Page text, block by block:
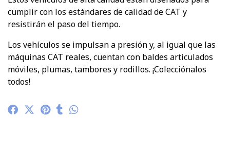
cumplir con los estándares de calidad de CAT y
resistirán el paso del tiempo.
Los vehículos se impulsan a presión y, al igual que las
máquinas CAT reales, cuentan con baldes articulados
móviles, plumas, tambores y rodillos. ¡Colecciónalos
todos!